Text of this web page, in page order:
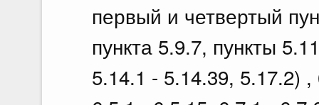
первый и четвертый
пункта 5.9.7, пункты
5.14.1 - 5.14.39, 5.17.2)